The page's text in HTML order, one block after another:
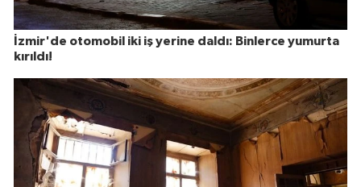
İzmir'de otomobil iki iş yerine daldı: Binlerce yumurta
kırıldı!